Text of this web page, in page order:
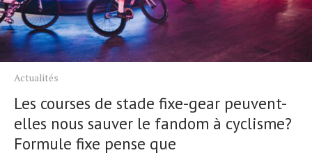
Actualités
Les courses de stade fixe-gear peuvent-
elles nous sauver le fandom à cyclisme?
Formule fixe pense que